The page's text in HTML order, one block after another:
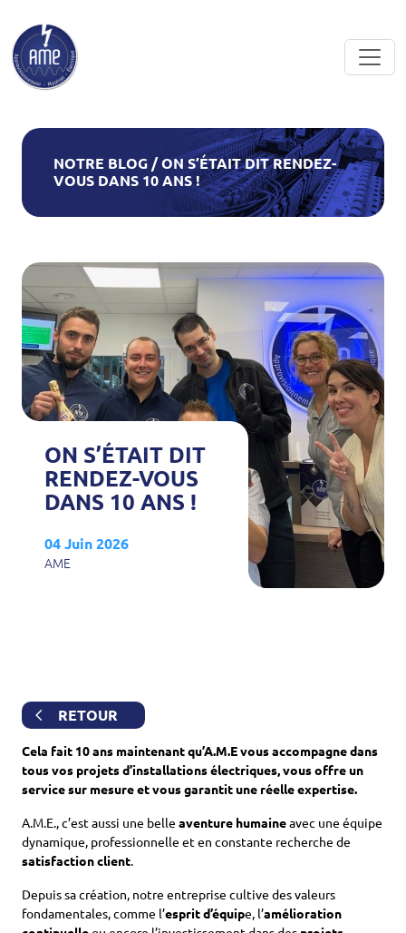
NOTRE BLOG / ON S’ÉTAIT DIT RENDEZ-
VOUS DANS 10 ANS !
ON S’ÉTAIT DIT
RENDEZ-VOUS
DANS 10 ANS !
04 Juin 2026
AME
RETOUR
Cela fait 10 ans maintenant qu’A.M.E vous accompagne dans
tous vos projets d’installations électriques, vous offre un
service sur mesure et vous garantit une réelle expertise.
A.M.E., c’est aussi une belle aventure humaineavec une équipe
dynamique, professionnelle et en constante recherche de
satisfaction client.
Depuis sa création, notre entreprise cultive des valeurs
fondamentales, comme l’esprit d’équipe, l’amélioration